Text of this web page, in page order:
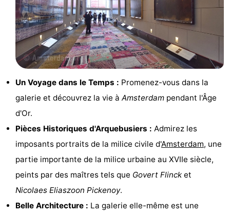
Choses
faire
Lieux
d'intérêt
Musées
-
Monuments
Églises
-
Points
vue
Attractions
Croisières
-
Un Voyage dans le Temps : Promenez-vous dans la
galerie et découvrez la vie à Amsterdam pendant l'Âge
d'Or.
Pièces Historiques d'Arquebusiers : Admirez les
imposants portraits de la milice civile d'Amsterdam, une
partie importante de la milice urbaine au XVIIe siècle,
peints par des maîtres tels que Govert Flinck et
Nicolaes Eliaszoon Pickenoy.
Belle Architecture : La galerie elle-même est une